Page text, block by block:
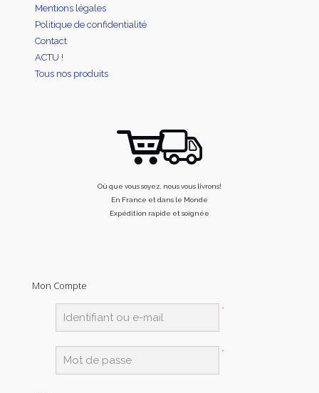
Mentions légales
Politique de confidentialité
Contact
ACTU !
Tous nos produits
Où que vous soyez, nous vous livrons!
En France et dans le Monde
Expédition rapide et soignée
Mon Compte
*
*